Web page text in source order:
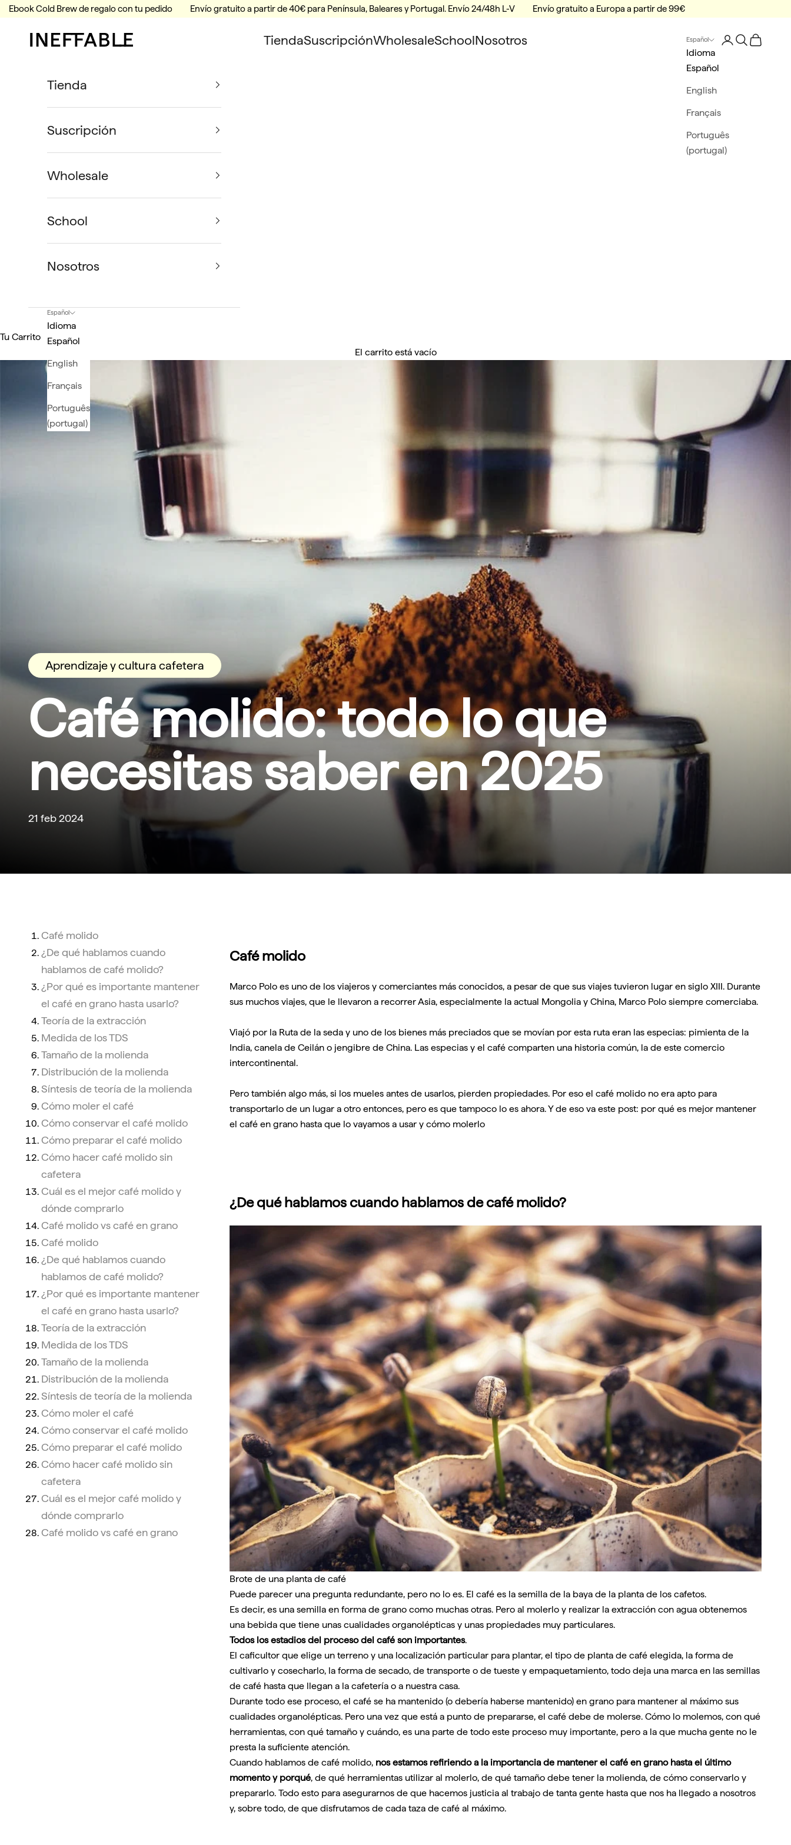
Ir al contenido
Ebook Cold Brew de regalo con tu pedido Envío gratuito a partir de 40€ para Península, Baleares y Portugal. Envío 24/48h L-V Envío gratuito a Europa a partir de 99€
Ineffable Coffee TiendaSuscripciónWholesaleSchoolNosotros Español
Idioma
Español
English
Français
Português
(portugal)
Iniciar sesión
BuscarTu Carrito
Tienda
Suscripción
Wholesale
School
Nosotros
Español
Idioma
Español
English
Français
Português
(portugal)
Tu Carrito
El carrito está vacío
Aprendizaje y cultura cafetera
Café molido: todo lo que
necesitas saber en 2025
21 feb 2024
Café molido
¿De qué hablamos cuando
hablamos de café molido?
¿Por qué es importante mantener
el café en grano hasta usarlo?
Teoría de la extracción
Medida de los TDS
Tamaño de la molienda
Distribución de la molienda
Síntesis de teoría de la molienda
Cómo moler el café
Cómo conservar el café molido
Cómo preparar el café molido
Cómo hacer café molido sin
cafetera
Cuál es el mejor café molido y
dónde comprarlo
Café molido vs café en grano
Café molido
¿De qué hablamos cuando
hablamos de café molido?
¿Por qué es importante mantener
el café en grano hasta usarlo?
Teoría de la extracción
Medida de los TDS
Tamaño de la molienda
Distribución de la molienda
Síntesis de teoría de la molienda
Cómo moler el café
Cómo conservar el café molido
Cómo preparar el café molido
Cómo hacer café molido sin
cafetera
Cuál es el mejor café molido y
dónde comprarlo
Café molido vs café en grano
Café molido
Marco Polo es uno de los viajeros y comerciantes más conocidos, a pesar de que sus viajes tuvieron lugar en siglo XIII. Durante
sus muchos viajes, que le llevaron a recorrer Asia, especialmente la actual Mongolia y China, Marco Polo siempre comerciaba.
Viajó por la Ruta de la seda y uno de los bienes más preciados que se movían por esta ruta eran las especias: pimienta de la
India, canela de Ceilán o jengibre de China. Las especias y el café comparten una historia común, la de este comercio
intercontinental.
Pero también algo más, si los mueles antes de usarlos, pierden propiedades. Por eso el café molido no era apto para
transportarlo de un lugar a otro entonces, pero es que tampoco lo es ahora. Y de eso va este post: por qué es mejor mantener
el café en grano hasta que lo vayamos a usar y cómo molerlo
¿De qué hablamos cuando hablamos de café molido?
Brote de una planta de café
Puede parecer una pregunta redundante, pero no lo es. El café es la semilla de la baya de la planta de los cafetos.
Es decir, es una semilla en forma de grano como muchas otras. Pero al molerlo y realizar la extracción con agua obtenemos
una bebida que tiene unas cualidades organolépticas y unas propiedades muy particulares.
Todos los estadios del proceso del café son importantes.
El caficultor que elige un terreno y una localización particular para plantar, el tipo de planta de café elegida, la forma de
cultivarlo y cosecharlo, la forma de secado, de transporte o de tueste y empaquetamiento, todo deja una marca en las semillas
de café hasta que llegan a la cafetería o a nuestra casa.
Durante todo ese proceso, el café se ha mantenido (o debería haberse mantenido) en grano para mantener al máximo sus
cualidades organolépticas. Pero una vez que está a punto de prepararse, el café debe de molerse. Cómo lo molemos, con qué
herramientas, con qué tamaño y cuándo, es una parte de todo este proceso muy importante, pero a la que mucha gente no le
presta la suficiente atención.
Cuando hablamos de café molido, nos estamos refiriendo a la importancia de mantener el café en grano hasta el último
momento y porqué, de qué herramientas utilizar al molerlo, de qué tamaño debe tener la molienda, de cómo conservarlo y
prepararlo. Todo esto para asegurarnos de que hacemos justicia al trabajo de tanta gente hasta que nos ha llegado a nosotros
y, sobre todo, de que disfrutamos de cada taza de café al máximo.